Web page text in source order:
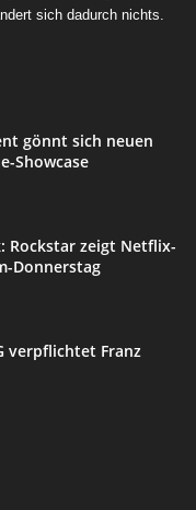
sich dadurch nichts.
gönnt sich neuen
Showcase
Rockstar zeigt Netflix-
Donnerstag
verpflichtet Franz